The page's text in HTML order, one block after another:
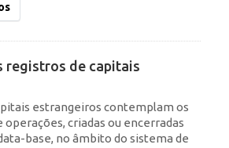
registros de capitais
estrangeiros contemplam os
criadas ou encerradas
base, no âmbito do sistema de